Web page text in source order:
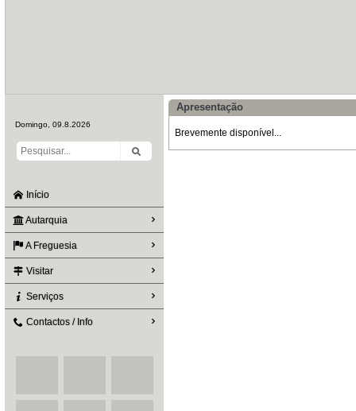
Domingo, 09.8.2026
Início
Autarquia
A Freguesia
Visitar
Serviços
Contactos / Info
Apresentação
Brevemente disponível...